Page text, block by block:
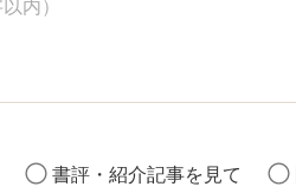
書評・紹介記事を見て